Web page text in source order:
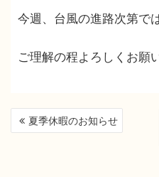
今週、台風の進路次第で
ご理解の程よろしくお願
投
稿
夏季休暇のお知らせ